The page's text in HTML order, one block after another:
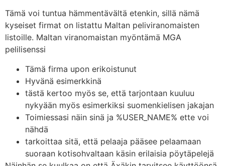
Tämä voi tuntua hämmentävältä etenkin, sillä nämä
kyseiset firmat on listattu Maltan peliviranomaisten
listoille. Maltan viranomaistan myöntämä MGA
pelilisenssi
Tämä firma upon erikoistunut
Hyvänä esimerkkinä
tästä kertoo myös se, että tarjontaan kuuluu
nykyään myös esimerkiksi suomenkielisen jakajan
Toimiessasi näin sinä ja %USER_NAME% ette voi
nähdä
tarkoittaa sitä, että pelaaja pääsee pelaamaan
suoraan kotisohvaltaan käsin erilaisia pöytäpelejä